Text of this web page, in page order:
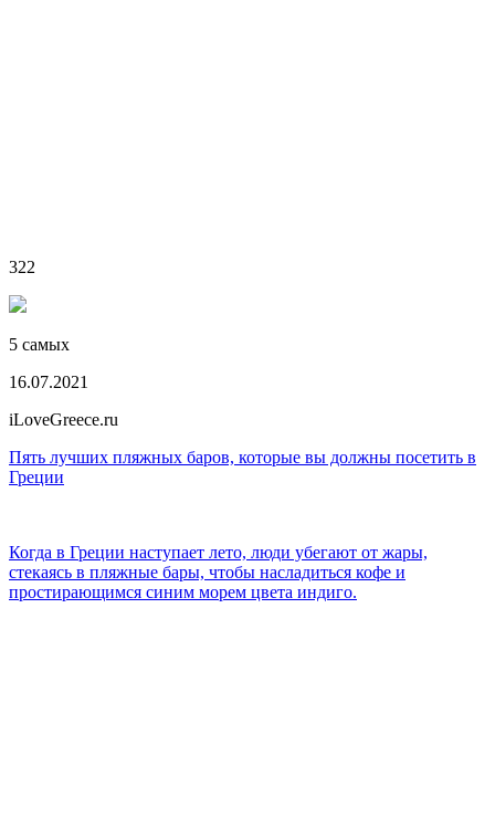
322
5 самых
16.07.2021
iLoveGreece.ru
Пять лучших пляжных баров, которые вы должны посетить в
Греции
Когда в Греции наступает лето, люди убегают от жары,
стекаясь в пляжные бары, чтобы насладиться кофе и
простирающимся синим морем цвета индиго.